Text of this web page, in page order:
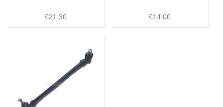
€21,30 €14,00